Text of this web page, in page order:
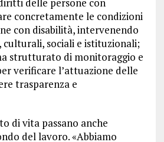
concretamente le condizioni
con disabilità, intervenendo
culturali, sociali e istituzionali;
strutturato di monitoraggio e
verificare l’attuazione delle
trasparenza e
di vita passano anche
del lavoro. «Abbiamo